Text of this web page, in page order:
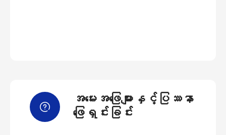
အမေးအဖြေများနှင့်ပြဿနာ
ဖြေရှင်းခြင်း